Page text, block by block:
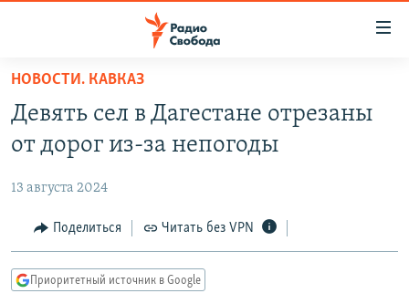
упрощенного
доступа
основному
Вернутся
главной
навигации
ПОДКАСТЫ
АВТОРСКИЕ ПРОЕКТЫ
ЦИТАТЫ СВОБОДЫ
МНЕНИЯ
IDEL.РЕАЛИИ
НОВОСТИ. КАВКАЗ
Девять сел в Дагестане отрезаны
от дорог из-за непогоды
13 августа 2024
Поделиться Читать без VPN
Приоритетный источник в Google